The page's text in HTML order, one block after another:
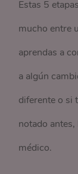
Estas 5
mucho entre
aprendas a
a algún
diferente o si
notado
médico.